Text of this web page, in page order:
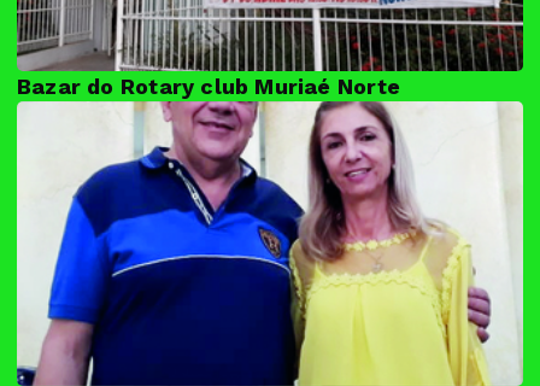
Bazar do Rotary club Muriaé Norte